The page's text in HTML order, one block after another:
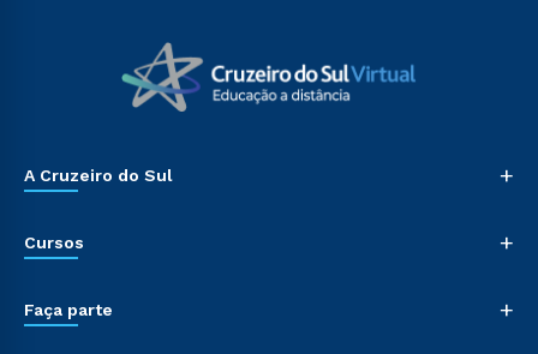
A Cruzeiro do Sul +
Cursos +
Faça parte +